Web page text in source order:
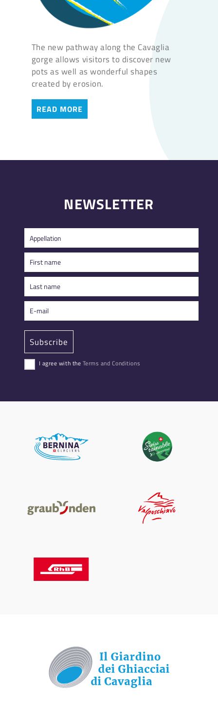
The new pathway along the Cavaglia
gorge allows visitors to discover new
pots as well as wonderful shapes
created by erosion.
READ MORE
NEWSLETTER
I agree with the Terms and Conditions